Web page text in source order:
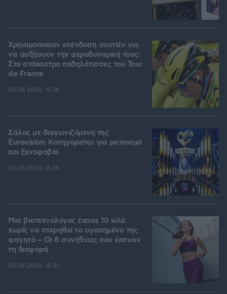
Χρησιμοποιούν επένδυση σουτιέν για
να αυξήσουν την αεροδυναμική τους:
Στο στόχαστρο ποδηλάτισσες του Tour
de France
05.08.2026, 15:18
Σάλος με διαγωνιζόμενη της
Eurovision: Κατηγορείται για ρατσισμό
και ξενοφοβία
05.08.2026, 15:14
Μια βιοτεχνολόγος έχασε 10 κιλά
χωρίς να στερηθεί το αγαπημένο της
φαγητό – Οι 8 συνήθειες που έκαναν
τη διαφορά
05.08.2026, 18:31